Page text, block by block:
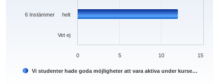
Vi studenter hade goda möjligheter att vara aktiva under kurse…
Vet ej
6 Instämmer helt
0 10
5 15